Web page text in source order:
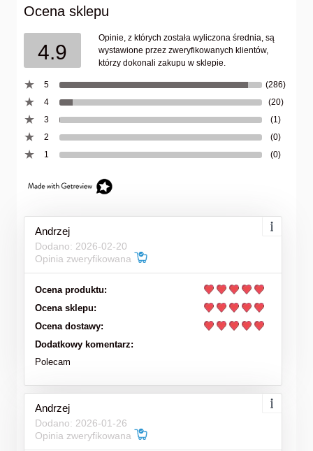
Ocena sklepu
4.9
Opinie, z których została wyliczona średnia, są
wystawione przez zweryfikowanych klientów,
którzy dokonali zakupu w sklepie.
5
(286)
4
(20)
3
(1)
2
(0)
1
(0)
Andrzej
Dodano: 2026-02-20
Opinia zweryfikowana
Ocena produktu:
Ocena sklepu:
Ocena dostawy:
Dodatkowy komentarz:
Polecam
Andrzej
Dodano: 2026-01-26
Opinia zweryfikowana